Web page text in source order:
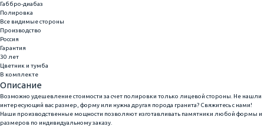
Габбро-диабаз
Полировка
Все видимые стороны
Производство
Россия
Гарантия
30 лет
Цветник и тумба
В комплекте
Описание
Возможно удешевление стоимости за счет полировки только лицевой стороны. Не нашли
интересующий вас размер, форму или нужна другая порода гранита? Свяжитесь с нами!
Наши производственные мощности позволяют изготавливать памятники любой формы и
размеров по индивидуальному заказу.